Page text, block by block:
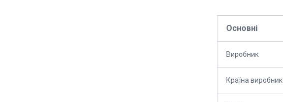
Основні
Виробник
Країна виробник